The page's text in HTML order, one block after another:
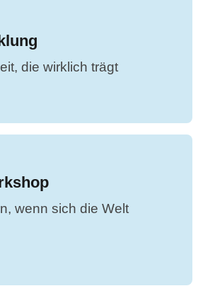
die wirklich trägt
wenn sich die Welt